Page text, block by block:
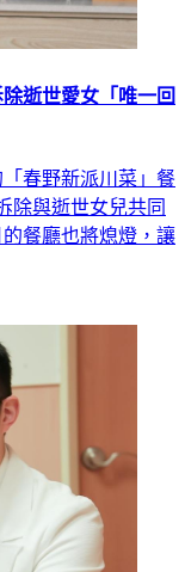
逝世愛女「唯一回
春野新派川菜」餐
除與逝世女兒共同
餐廳也將熄燈，讓